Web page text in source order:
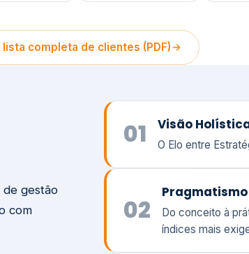
lista completa de clientes (PDF)
de gestão
com
01 Visão
O Elo entre
02
Do conceito à
índices mais